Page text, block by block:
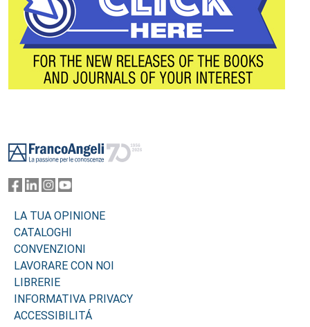
LA TUA OPINIONE
CATALOGHI
CONVENZIONI
LAVORARE CON NOI
LIBRERIE
INFORMATIVA PRIVACY
ACCESSIBILITÁ